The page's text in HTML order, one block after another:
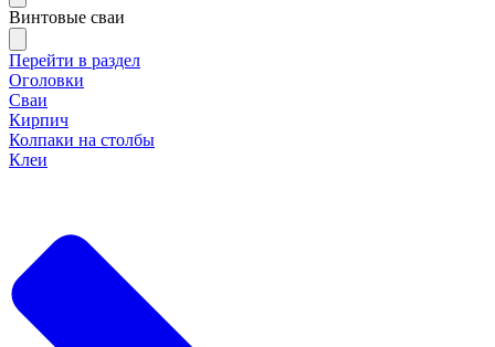
Винтовые сваи
Перейти в раздел
Оголовки
Сваи
Кирпич
Колпаки на столбы
Клеи